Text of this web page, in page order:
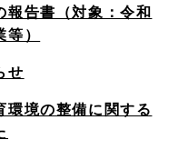
報告書（対象：令和
）
せ
環境の整備に関する